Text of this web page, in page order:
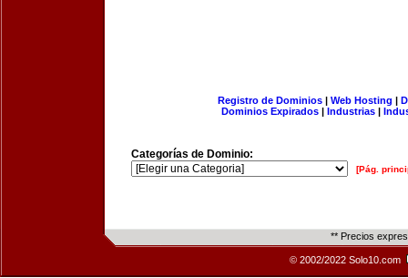
Registro de Dominios| Web Hosting |
Dominios Expirados | Industrias |
Categorías de Dominio:
[Pág.
** Precios
© 2002/2022 Solo10.com